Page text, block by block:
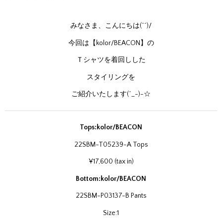
みなさま、こんにちは(^^)/
今回は【kolor/BEACON】の
Ｔシャツを着回しした
スタイリングを
ご紹介いたします(^_-)-☆
Tops:kolor/BEACON
22SBM-T05239-A Tops
¥17,600 (tax in)
Bottom:kolor/BEACON
22SBM-P03137-B Pants
Size:1